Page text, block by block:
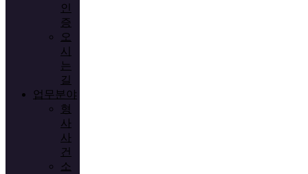
인
증
오
시
는
길
업무분야
형
사
사
건
소